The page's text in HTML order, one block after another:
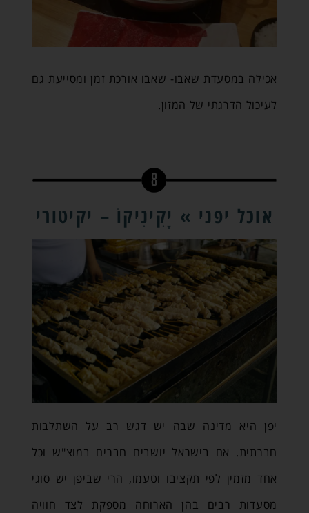
אכילה במסעדת שאבו- שאבו אורכת זמן ומסייעת גם
לעיכול הדרגתי של המזון.
אוכל יפני » יָקִינִיקוֹ – יקיטורי
יפן היא מדינה שבה יש דגש רב על השתלבות
חברתית. אם בישראל יושבים חברים במוצ"ש וכל
אחד מזמין לפי תקציבו וטעמו, הרי שביפן יש סוגי
מסעדות רבים בהן הארוחה מספקת לצד חוויה